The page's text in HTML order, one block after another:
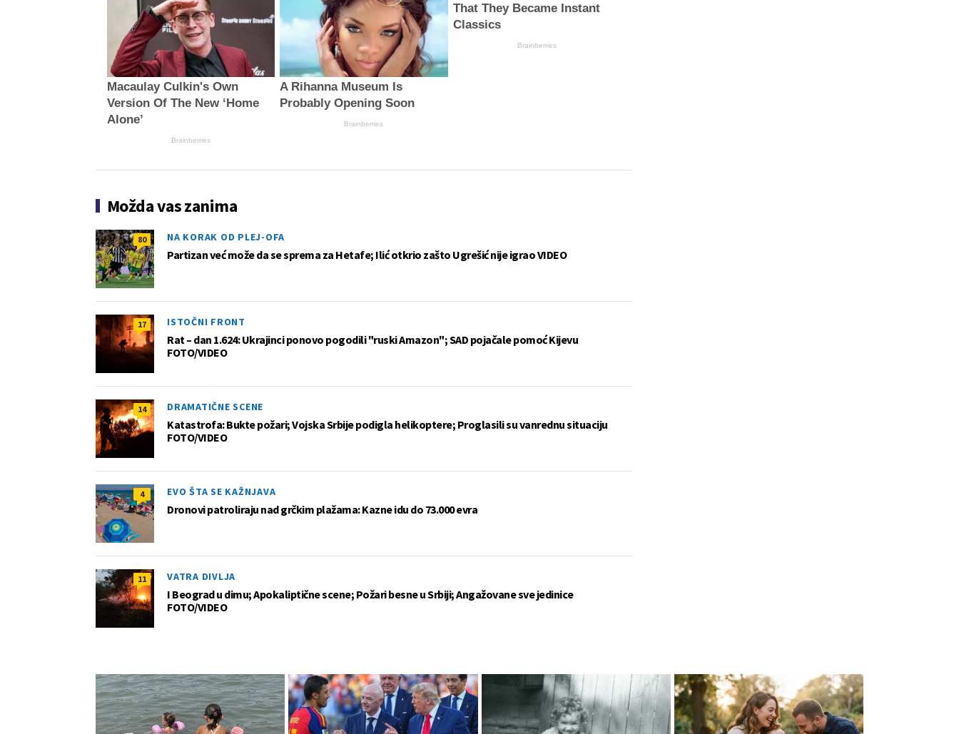
Macaulay Culkin's Own
Version Of The New ‘Home
Alone’
Brainberries
A Rihanna Museum Is
Probably Opening Soon
Brainberries
That They Became Instant
Classics
Brainberries
Možda vas zanima
80 NA KORAK OD PLEJ-OFA
Partizan već može da se sprema za Hetafe; Ilić otkrio zašto Ugrešić nije igrao VIDEO
17 ISTOČNI FRONT
Rat – dan 1.624: Ukrajinci ponovo pogodili "ruski Amazon"; SAD pojačale pomoć Kijevu
FOTO/VIDEO
14 DRAMATIČNE SCENE
Katastrofa: Bukte požari; Vojska Srbije podigla helikoptere; Proglasili su vanrednu situaciju
FOTO/VIDEO
4 EVO ŠTA SE KAŽNJAVA
Dronovi patroliraju nad grčkim plažama: Kazne idu do 73.000 evra
11 VATRA DIVLJA
I Beograd u dimu; Apokaliptične scene; Požari besne u Srbiji; Angažovane sve jedinice
FOTO/VIDEO